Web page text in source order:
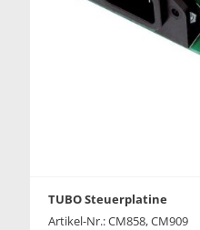
TUBO Steuerplatine
Artikel-Nr.: CM858, CM909